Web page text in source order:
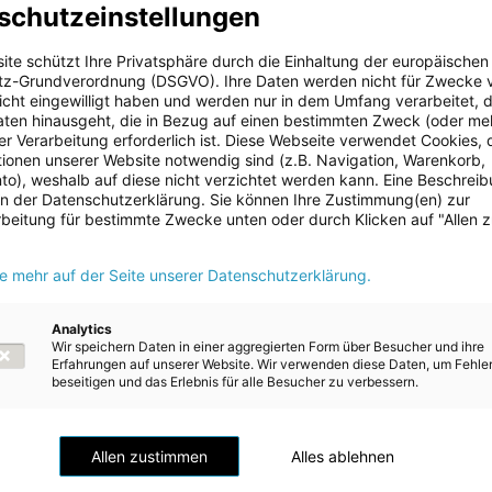
konsequent voran. Durch die gezielte Verdichtung des
schaffen wir die Grundlage, um noch mehr Haushalte und Betriebe
versorgen. Damit leisten wir einen wesentlichen Beitrag zur
Stadt Freistadt und zeigen, wie nachhaltige
umgesetzt werden kann“, sagt Energie AG-CTO
des Biomasseheizwerks konnte das bestehende
Insgesamt werden nun 112 Kundenanlagen mit einer
rund 9.000 MWh beliefert. Das entspricht einer Verdoppelung
und einem Bedarf von etwa 750 Haushalten.
auch bei der Wärmeerzeugung das Land der erneuerbaren
der Raumwärme in unserem Bundesland stammen aus
die Erweiterung des Biomasseheizwerks Freistadt leisten einen
den Ausstieg aus fossilen Energien in Oberösterreich weiter
Landesenergieversorger Energie AG OÖ erweist sich damit
Partner bei der Energiewende in Oberösterreich“, so Energie
Markus Achleitner.
Niveau
Fernwärme in Freistadt verdoppeln sich auch die
schützt Ihre Privatsphäre durch die Einhaltung der europäischen
Grundverordnung (DSGVO). Ihre Daten werden nicht für Zwecke
eingewilligt haben und werden nur in dem Umfang verarbeitet,
hinausgeht, die in Bezug auf einen bestimmten Zweck (oder
Verarbeitung erforderlich ist. Diese Webseite verwendet Cookies,
unserer Website notwendig sind (z.B. Navigation, Warenkorb,
weshalb auf diese nicht verzichtet werden kann. Eine
der Datenschutzerklärung. Sie können Ihre Zustimmung(en) zur
für bestimmte Zwecke unten oder durch Klicken auf "Allen
mehr auf der Seite unserer Datenschutzerklärung.
Analytics
Wir speichern Daten in einer aggregierten Form über Besucher und ihre
Erfahrungen auf unserer Website. Wir verwenden diese Daten, um
beseitigen und das Erlebnis für alle Besucher zu verbessern.
Allen zustimmen Alles ablehnen